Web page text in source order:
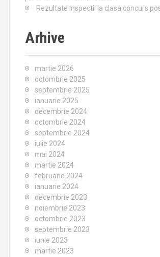
Rezultate inspectii la clasa concurs
Arhive
martie 2026
octombrie 2025
septembrie 2025
ianuarie 2025
decembrie 2024
octombrie 2024
septembrie 2024
iulie 2024
mai 2024
martie 2024
februarie 2024
ianuarie 2024
decembrie 2023
noiembrie 2023
octombrie 2023
septembrie 2023
iunie 2023
martie 2023